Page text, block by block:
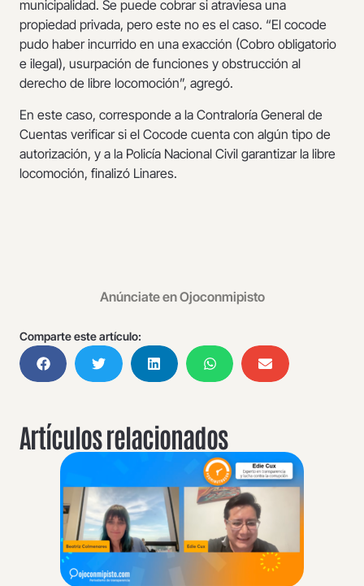
municipalidad. Se puede cobrar si atraviesa una
propiedad privada, pero este no es el caso. “El cocode
pudo haber incurrido en una exacción (Cobro obligatorio
e ilegal), usurpación de funciones y obstrucción al
derecho de libre locomoción”, agregó.
En este caso, corresponde a la Contraloría General de
Cuentas verificar si el Cocode cuenta con algún tipo de
autorización, y a la Policía Nacional Civil garantizar la libre
locomoción, finalizó Linares.
Anúnciate en Ojoconmipisto
Comparte este artículo:
Artículos relacionados